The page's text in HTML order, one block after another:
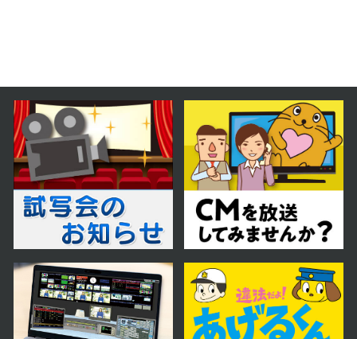
2026年05月22日 放送
第21話
2026年05月21日 放送
第20話